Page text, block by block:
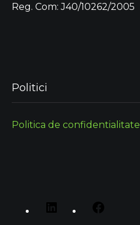
Reg. Com: J40/10262/2005
Politici
Politica de confidentialitate